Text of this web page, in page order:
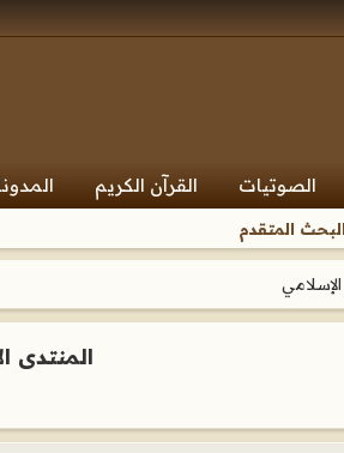
الصوتيات القرآن الكريم
البحث المتقدم
المنتدى